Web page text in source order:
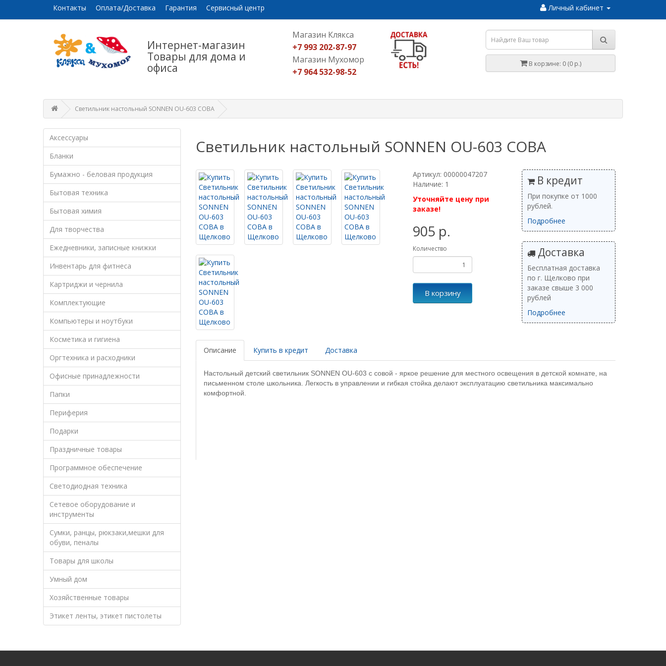
Контакты Оплата/Доставка Гарантия Сервисный центр Личный кабинет
Интернет-магазин
Товары для дома и
офиса
Магазин Клякса
+7 993 202-87-97
Магазин Мухомор
+7 964 532-98-52
В корзине: 0 (0 р.)
Светильник настольный SONNEN OU-603 СОВА
Аксессуары
Бланки
Бумажно - беловая продукция
Бытовая техника
Бытовая химия
Для творчества
Ежедневники, записные книжки
Инвентарь для фитнеса
Картриджи и чернила
Комплектующие
Компьютеры и ноутбуки
Косметика и гигиена
Оргтехника и расходники
Офисные принадлежности
Папки
Периферия
Подарки
Праздничные товары
Программное обеспечение
Светодиодная техника
Сетевое оборудование и
инструменты
Сумки, ранцы, рюкзаки,мешки для
обуви, пеналы
Товары для школы
Умный дом
Хозяйственные товары
Этикет ленты, этикет пистолеты
Светильник настольный SONNEN OU-603 СОВА
Артикул: 00000047207
Наличие: 1
Уточняйте цену при
заказе!
905 р.
Количество
В корзину
В кредит
При покупке от 1000
рублей.
Подробнее
Доставка
Бесплатная доставка
по г. Щелково при
заказе свыше 3 000
рублей
Подробнее
Описание Купить в кредит Доставка
Настольный детский светильник SONNEN OU-603 с совой - яркое решение для местного освещения в детской комнате, на
письменном столе школьника. Легкость в управлении и гибкая стойка делают эксплуатацию светильника максимально
комфортной.